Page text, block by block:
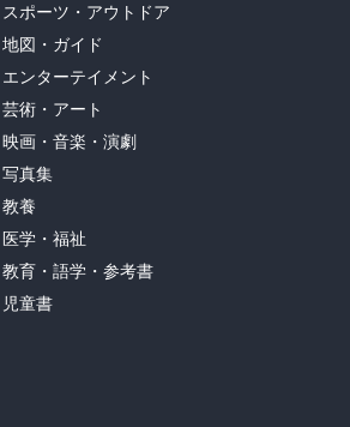
スポーツ・アウトドア
地図・ガイド
エンターテイメント
芸術・アート
映画・音楽・演劇
写真集
教養
医学・福祉
教育・語学・参考書
児童書